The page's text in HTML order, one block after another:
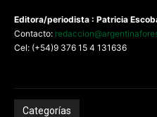
Editora/periodista : Patricia
Contacto:
Cel: (+54)9 376 15 4 131636
Categorías